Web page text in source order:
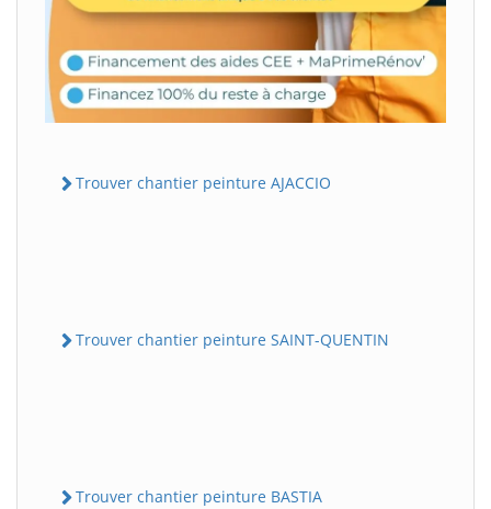
Trouver chantier peinture AJACCIO
Trouver chantier peinture SAINT-QUENTIN
Trouver chantier peinture BASTIA